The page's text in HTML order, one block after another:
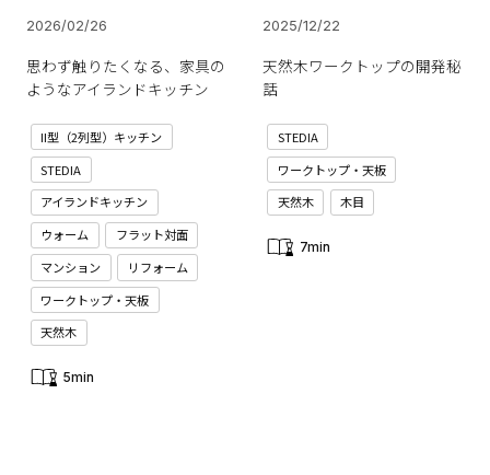
2026/02/26
思わず触りたくなる、家具の
ようなアイランドキッチン
II型（2列型）キッチン
STEDIA
アイランドキッチン
ウォーム
フラット対面
マンション
リフォーム
ワークトップ・天板
天然木
5min
2025/12/22
天然木ワークトップの開発秘
話
STEDIA
ワークトップ・天板
天然木
木目
7min